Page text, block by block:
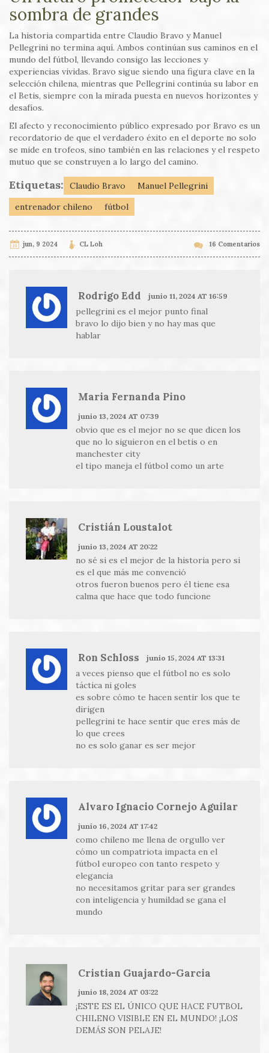
sombra de grandes
La historia compartida entre Claudio Bravo y Manuel
Pellegrini no termina aquí. Ambos continúan sus caminos en el
mundo del fútbol, llevando consigo las lecciones y
experiencias vividas. Bravo sigue siendo una figura clave en la
selección chilena, mientras que Pellegrini continúa su labor en
el Betis, siempre con la mirada puesta en nuevos horizontes y
desafíos.
El afecto y reconocimiento público expresado por Bravo es un
recordatorio de que el verdadero éxito en el deporte no solo
se mide en trofeos, sino también en las relaciones y el respeto
mutuo que se construyen a lo largo del camino.
Etiquetas: Claudio Bravo
Manuel Pellegrini
entrenador chileno
fútbol
jun, 9 2024 CL Loh 16 Comentarios
Rodrigo Edd junio 11, 2024 AT 16:59
pellegrini es el mejor punto final
bravo lo dijo bien y no hay mas que
hablar
Maria Fernanda Pino
junio 13, 2024 AT 07:39
obvio que es el mejor no se que dicen los
que no lo siguieron en el betis o en
manchester city
el tipo maneja el fútbol como un arte
Cristián Loustalot
junio 13, 2024 AT 20:22
no sé si es el mejor de la historia pero si
es el que más me convenció
otros fueron buenos pero él tiene esa
calma que hace que todo funcione
Ron Schloss junio 15, 2024 AT 13:31
a veces pienso que el fútbol no es solo
táctica ni goles
es sobre cómo te hacen sentir los que te
dirigen
pellegrini te hace sentir que eres más de
lo que crees
no es solo ganar es ser mejor
Alvaro Ignacio Cornejo Aguilar
junio 16, 2024 AT 17:42
como chileno me llena de orgullo ver
cómo un compatriota impacta en el
fútbol europeo con tanto respeto y
elegancia
no necesitamos gritar para ser grandes
con inteligencia y humildad se gana el
mundo
Cristian Guajardo-Garcia
junio 18, 2024 AT 03:22
¡ESTE ES EL ÚNICO QUE HACE FUTBOL
CHILENO VISIBLE EN EL MUNDO! ¡LOS
DEMÁS SON PELAJE!